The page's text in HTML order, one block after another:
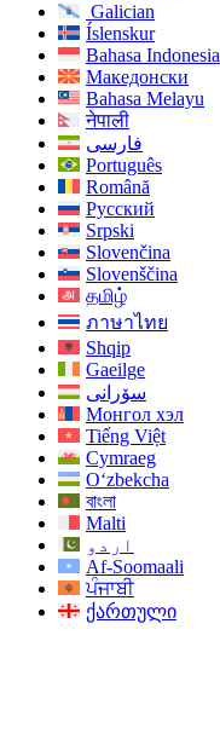
Galician
Íslenskur
Bahasa Indonesia
Македонски
Bahasa Melayu
नेपाली
فارسی
Português
Română
Русский
Srpski
Slovenčina
Slovenščina
தமிழ்
ภาษาไทย
Shqip
Gaeilge
سۆرانی
Монгол хэл
Tiếng Việt
Cymraeg
O‘zbekcha
বাংলা
Malti
اردو
Af-Soomaali
ਪੰਜਾਬੀ
ქართული